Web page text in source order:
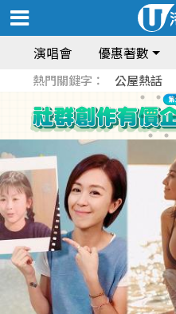
演唱會 優惠著數
熱門關鍵字： 公屋熱話